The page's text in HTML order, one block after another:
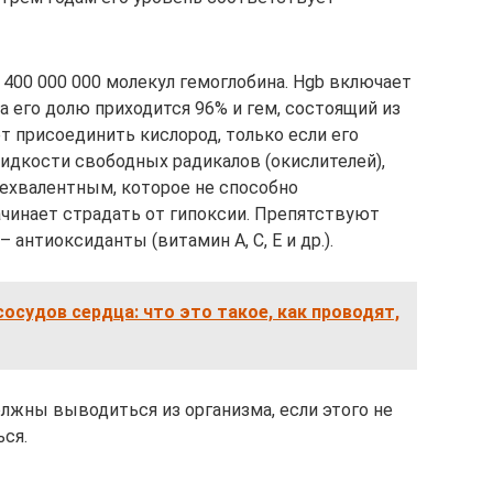
000 000 молекул гемоглобина. Hgb включает
его долю приходится 96% и гем, состоящий из
кислород, только если его
свободных радикалов (окислителей),
которое не способно
страдать от гипоксии. Препятствуют
антиоксиданты (витамин А, С, Е и др.).
сердца: что это такое, как проводят,
выводиться из организма, если этого не